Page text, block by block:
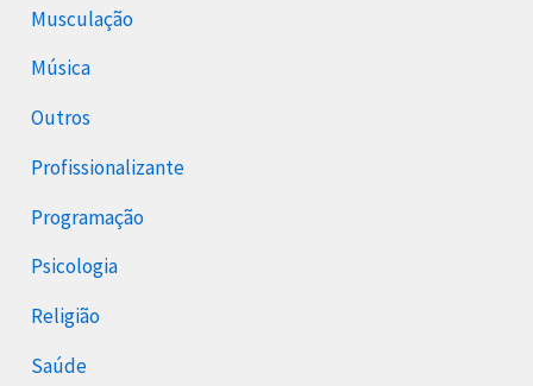
Musculação
Música
Outros
Profissionalizante
Programação
Psicologia
Religião
Saúde